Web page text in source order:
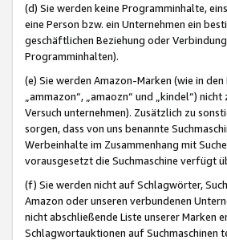
(d) Sie werden keine Programminhalte,
eine Person bzw. ein Unternehmen ein
geschäftlichen Beziehung oder
Programminhalten).
(e) Sie werden Amazon-Marken (wie in den
„ammazon“, „amaozn“ und „kindel“)
Versuch unternehmen). Zusätzlich zu
sorgen, dass von uns benannte
Werbeinhalte im Zusammenhang mit
vorausgesetzt die Suchmaschine verfügt
(f) Sie werden nicht auf Schlagwörter,
Amazon oder unseren verbundenen
nicht abschließende Liste unserer Marken
Schlagwortauktionen auf Suchmaschinen